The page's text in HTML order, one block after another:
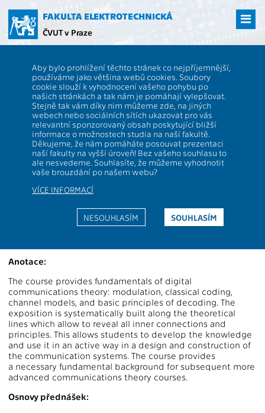
hlavní
obsah
FAKULTA ELEKTROTECHNICKÁ
ČVUT v Praze
Aby bylo prohlížení těchto stránek co nejpříjemnější,
používáme jako většina webů cookies. Soubory
cookie slouží k vyhodnocení vašeho pohybu po
našich stránkách a tak nám je pomáhají vylepšovat.
Stejně tak vám díky nim můžeme zde, na jiných
webech nebo sociálních sítích ukazovat pro vás
relevantní sponzorovaný obsah poskytující bližší
informace o možnostech studia na naší fakultě.
Děkujeme, že nám pomáháte posouvat prezentaci
naší fakulty na vyšší úroveň! Bez vašeho souhlasu to
ale nesvedeme. Souhlasíte, že můžeme vyhodnotit
vaše brouzdání po našem webu?
VÍCE INFORMACÍ
SOUHLASÍM
NESOUHLASÍM
BE2M37DKM
BE2M37DKM Digital Communications
P,PV
Rozsah
výuky:
Katedra: 13137
Jazyk
výuky:
Garanti: Sýkora J. Zakončení:
Přednášející:
Puričer P.,Sýkora J.
Cvičící:
Hron P., Lukáč J.,
Anotace:
The course provides fundamentals of digital
communications theory: modulation, classical coding,
channel models, and basic principles of decoding. The
exposition is systematically built along the theoretical
lines which allow to reveal all inner connections and
principles. This allows students to develop the knowledge
and use it in an active way in a design and construction of
the communication systems. The course provides
a necessary fundamental background for subsequent more
advanced communications theory courses.
Osnovy přednášek: